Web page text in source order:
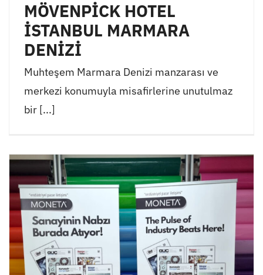
MÖVENPİCK HOTEL
İSTANBUL MARMARA
DENİZİ
Muhteşem Marmara Denizi manzarası ve
merkezi konumuyla misafirlerine unutulmaz
bir [...]